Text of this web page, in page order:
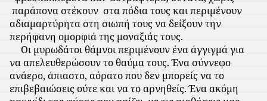
παράπονα στέκουν στα πόδια τους και περιμένουν
αδιαμαρτύρητα στη σιωπή τους να δείξουν την
περήφανη ομορφιά της μοναξιάς τους.
Οι μυρωδάτοι θάμνοι περιμένουν ένα άγγιγμά για
να απελευθερώσουν το θαύμα τους. Ένα σύννεφο
ανάερο, άπιαστο, αόρατο που δεν μπορείς να το
επιβεβαιώσεις ούτε και να το αρνηθείς. Ένα ακόμη